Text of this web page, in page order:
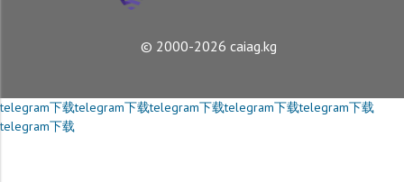
© 2000-2026 caiag.kg
telegram下载telegram下载telegram下载telegram下载telegram下载
telegram下载